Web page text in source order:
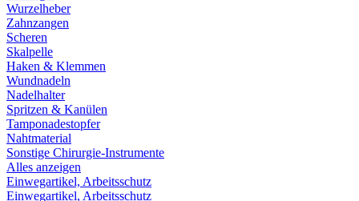
Wurzelheber
Zahnzangen
Scheren
Skalpelle
Haken & Klemmen
Wundnadeln
Nadelhalter
Spritzen & Kanülen
Tamponadestopfer
Nahtmaterial
Sonstige Chirurgie-Instrumente
Alles anzeigen
Einwegartikel, Arbeitsschutz
Einwegartikel, Arbeitsschutz